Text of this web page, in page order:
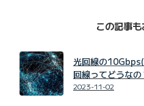
この記事
光回線の
回線ってどうなの
2023-11-02